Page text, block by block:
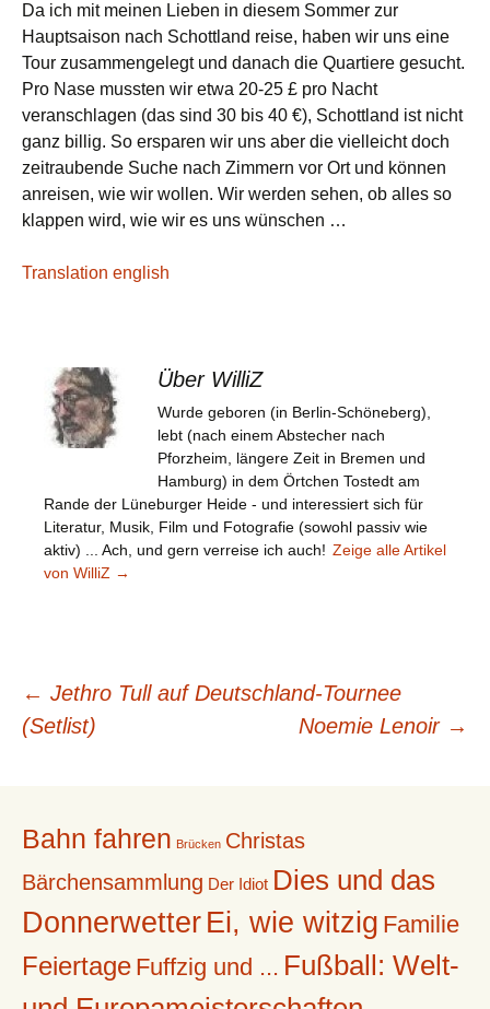
Da ich mit meinen Lieben in diesem Sommer zur
Hauptsaison nach Schottland reise, haben wir uns eine
Tour zusammengelegt und danach die Quartiere gesucht.
Pro Nase mussten wir etwa 20-25 £ pro Nacht
veranschlagen (das sind 30 bis 40 €), Schottland ist nicht
ganz billig. So ersparen wir uns aber die vielleicht doch
zeitraubende Suche nach Zimmern vor Ort und können
anreisen, wie wir wollen. Wir werden sehen, ob alles so
klappen wird, wie wir es uns wünschen …
Translation english
Über WilliZ
Wurde geboren (in Berlin-Schöneberg),
lebt (nach einem Abstecher nach
Pforzheim, längere Zeit in Bremen und
Hamburg) in dem Örtchen Tostedt am
Rande der Lüneburger Heide - und interessiert sich für
Literatur, Musik, Film und Fotografie (sowohl passiv wie
aktiv) ... Ach, und gern verreise ich auch! Zeige alle Artikel
von WilliZ →
Beitragsnavigation
← Jethro Tull auf Deutschland-Tournee
(Setlist)
Noemie Lenoir →
Bahn fahren Brücken Christas
Bärchensammlung Der Idiot Dies und das
Donnerwetter Ei, wie witzig Familie
Feiertage Fuffzig und ... Fußball: Welt-